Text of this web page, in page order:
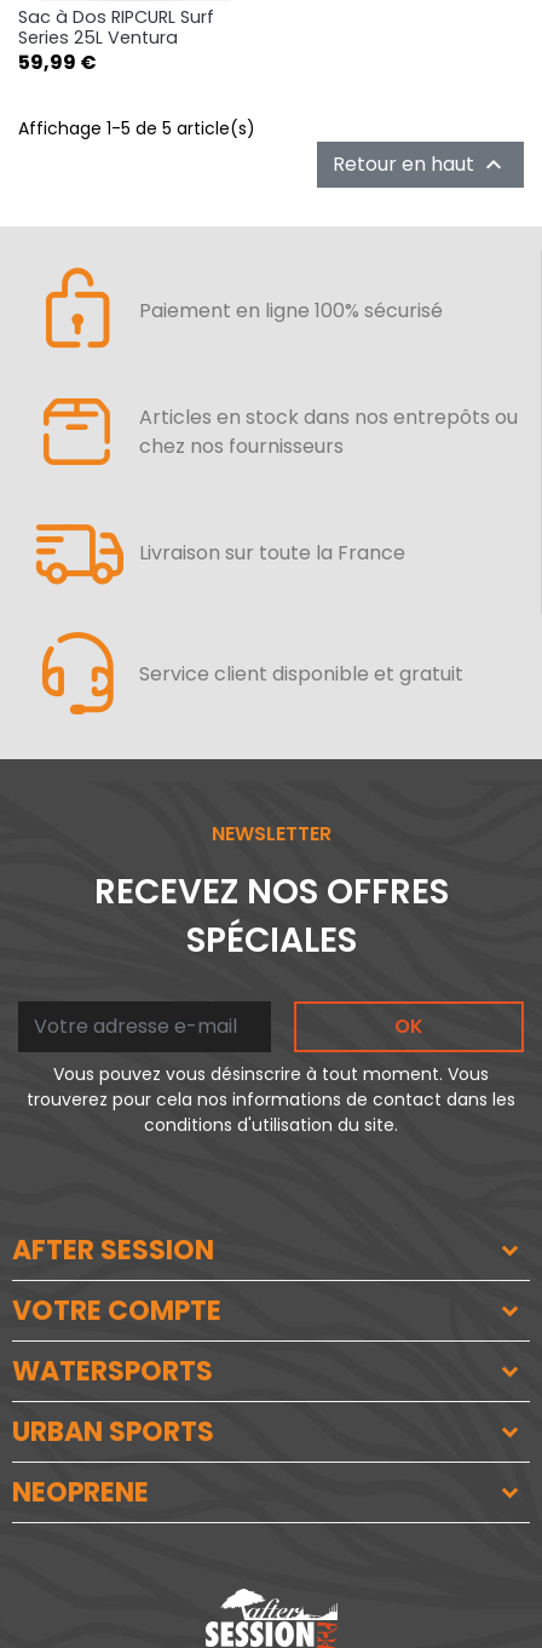
Sac à Dos RIPCURL Surf
Series 25L Ventura
Prix
59,99 €
Affichage 1-5 de 5 article(s)
Retour en haut 
Paiement en ligne 100% sécurisé
Articles en stock dans nos entrepôts ou
chez nos fournisseurs
Livraison sur toute la France
Service client disponible et gratuit
NEWSLETTER
RECEVEZ NOS OFFRES
SPÉCIALES
OK
Vous pouvez vous désinscrire à tout moment. Vous
trouverez pour cela nos informations de contact dans les
conditions d'utilisation du site.
AFTER SESSION
VOTRE COMPTE
WATERSPORTS
URBAN SPORTS
NEOPRENE